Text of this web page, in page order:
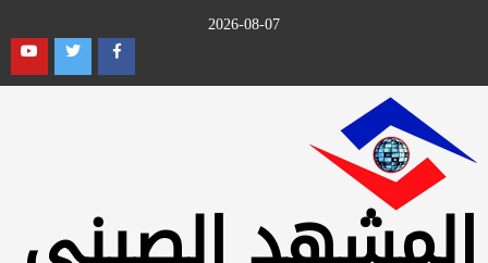
2026-08-07
Facebook
Twitter